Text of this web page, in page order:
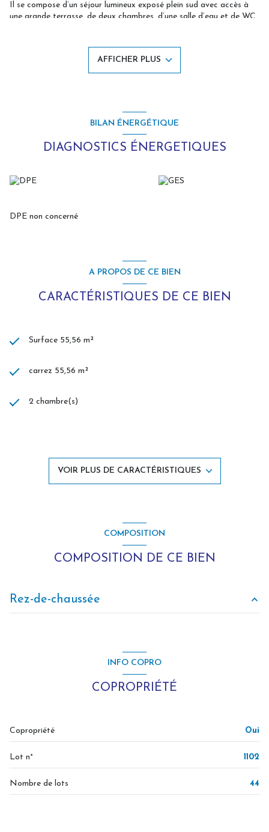
Il se compose d’un séjour lumineux exposé plein sud avec accès à
une grande terrasse, de deux chambres, d’une salle d’eau et de WC
Livraison prévue au 2e trimestre 2027. Parfait pour une
AFFICHER PLUS
BILAN ÉNERGÉTIQUE
DIAGNOSTICS ÉNERGETIQUES
DPE non concerné
A PROPOS DE CE BIEN
CARACTÉRISTIQUES DE CE BIEN
Surface 55,56 m²
carrez 55,56 m²
2 chambre(s)
ascenseur
terrasse
VOIR PLUS DE CARACTÉRISTIQUES
COMPOSITION
COMPOSITION DE CE BIEN
Rez-de-chaussée
INFO COPRO
COPROPRIÉTÉ
Copropriété Oui
Lot n° 1102
Nombre de lots 44